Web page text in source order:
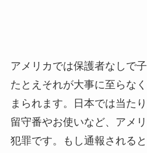
アメリカでは保護者なしで
たとえそれが大事に至らな
まられます。日本では当た
留守番やお使いなど、アメ
犯罪です。もし通報される